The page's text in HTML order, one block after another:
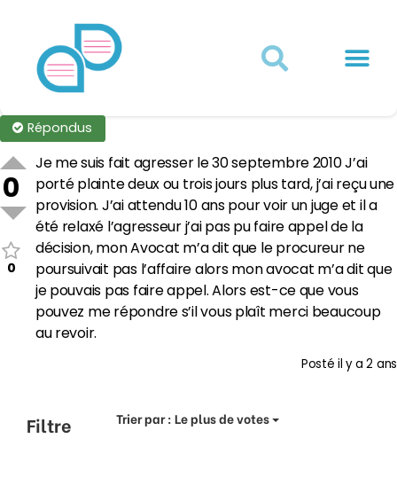
Répondus
0
0
Je me suis fait agresser le 30 septembre 2010 J’ai
porté plainte deux ou trois jours plus tard, j’ai reçu une
provision. J’ai attendu 10 ans pour voir un juge et il a
été relaxé l’agresseur j’ai pas pu faire appel de la
décision, mon Avocat m’a dit que le procureur ne
poursuivait pas l’affaire alors mon avocat m’a dit que
je pouvais pas faire appel. Alors est-ce que vous
pouvez me répondre s’il vous plaît merci beaucoup
au revoir.
Postéil y a 2 ans
Filtre Trier par :Le plus de votes